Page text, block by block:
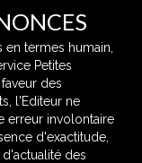
termes humain,
Petites
des
l'Editeur ne
erreur involontaire
d'exactitude,
des